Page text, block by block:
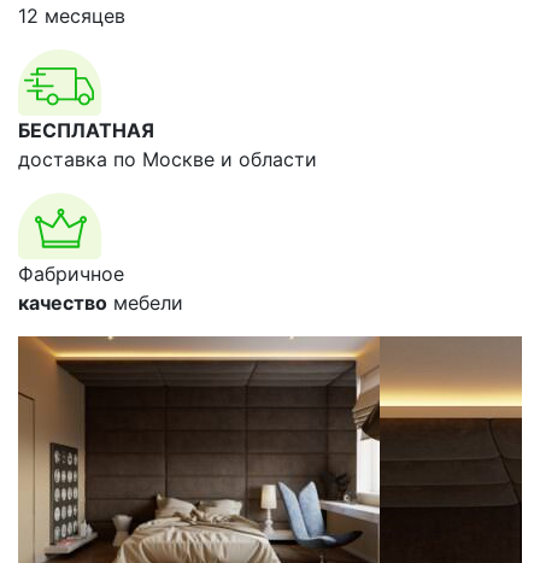
12 месяцев
БЕСПЛАТНАЯ
доставка по Москве и области
Фабричное
качество мебели